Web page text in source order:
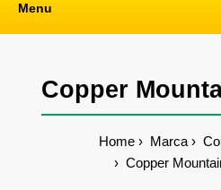
Menu
Copper
Home Marca
Copper